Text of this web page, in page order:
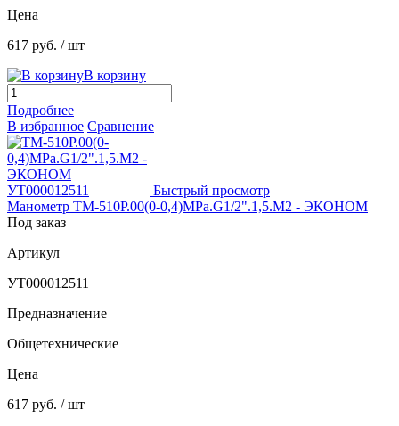
Цена
617 руб. / шт
В корзину
Подробнее
В избранное Сравнение
Быстрый просмотр
Манометр ТМ-510Р.00(0-0,4)MPa.G1/2".1,5.М2 - ЭКОНОМ
Под заказ
Артикул
УТ000012511
Предназначение
Общетехнические
Цена
617 руб. / шт